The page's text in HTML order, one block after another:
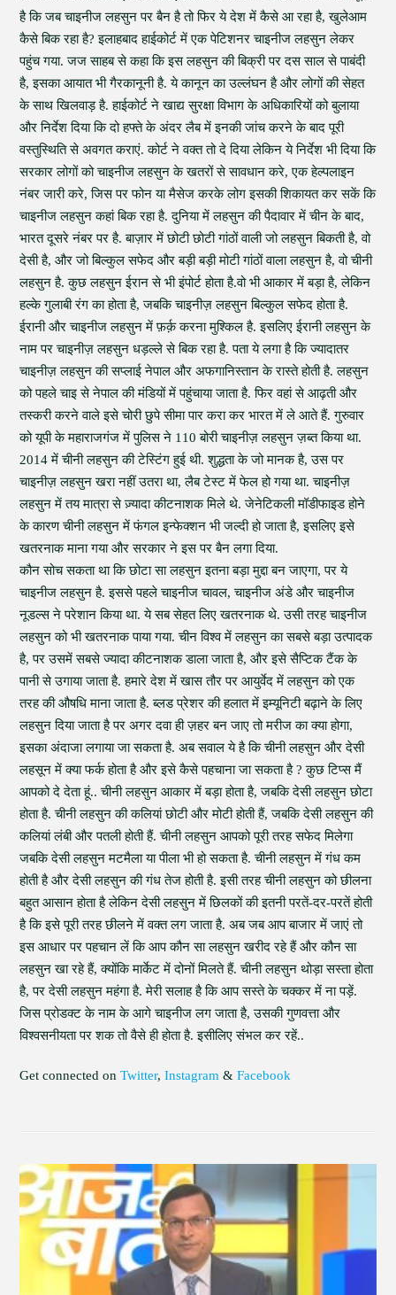
है कि जब चाइनीज लहसुन पर बैन है तो फिर ये देश में कैसे आ रहा है, खुलेआम
कैसे बिक रहा है? इलाहबाद हाईकोर्ट में एक पेटिशनर चाइनीज लहसुन लेकर
पहुंच गया. जज साहब से कहा कि इस लहसुन की बिक्री पर दस साल से पाबंदी
है, इसका आयात भी गैरकानूनी है. ये कानून का उल्लंघन है और लोगों की सेहत
के साथ खिलवाड़ है. हाईकोर्ट ने खाद्य सुरक्षा विभाग के अधिकारियों को बुलाया
और निर्देश दिया कि दो हफ्ते के अंदर लैब में इनकी जांच करने के बाद पूरी
वस्तुस्थिति से अवगत कराएं. कोर्ट ने वक्त तो दे दिया लेकिन ये निर्देश भी दिया कि
सरकार लोगों को चाइनीज लहसुन के खतरों से सावधान करे, एक हेल्पलाइन
नंबर जारी करे, जिस पर फोन या मैसेज करके लोग इसकी शिकायत कर सकें कि
चाइनीज लहसुन कहां बिक रहा है. दुनिया में लहसुन की पैदावार में चीन के बाद,
भारत दूसरे नंबर पर है. बाज़ार में छोटी छोटी गांठों वाली जो लहसुन बिकती है, वो
देसी है, और जो बिल्कुल सफेद और बड़ी बड़ी मोटी गांठों वाला लहसुन है, वो चीनी
लहसुन है. कुछ लहसुन ईरान से भी इंपोर्ट होता है.वो भी आकार में बड़ा है, लेकिन
हल्के गुलाबी रंग का होता है, जबकि चाइनीज़ लहसुन बिल्कुल सफेद होता है.
ईरानी और चाइनीज लहसुन में फ़र्क़ करना मुश्किल है. इसलिए ईरानी लहसुन के
नाम पर चाइनीज़ लहसुन धड़ल्ले से बिक रहा है. पता ये लगा है कि ज्यादातर
चाइनीज़ लहसुन की सप्लाई नेपाल और अफगानिस्तान के रास्ते होती है. लहसुन
को पहले चाइ से नेपाल की मंडियों में पहुंचाया जाता है. फिर वहां से आढ़ती और
तस्करी करने वाले इसे चोरी छुपे सीमा पार करा कर भारत में ले आते हैं. गुरुवार
को यूपी के महाराजगंज में पुलिस ने 110 बोरी चाइनीज़ लहसुन ज़ब्त किया था.
2014 में चीनी लहसुन की टेस्टिंग हुई थी. शुद्धता के जो मानक है, उस पर
चाइनीज़ लहसुन खरा नहीं उतरा था, लैब टेस्ट में फेल हो गया था. चाइनीज़
लहसुन में तय मात्रा से ज़्यादा कीटनाशक मिले थे. जेनेटिकली मॉडीफाइड होने
के कारण चीनी लहसुन में फंगल इन्फेक्शन भी जल्दी हो जाता है, इसलिए इसे
खतरनाक माना गया और सरकार ने इस पर बैन लगा दिया.
कौन सोच सकता था कि छोटा सा लहसुन इतना बड़ा मुद्दा बन जाएगा, पर ये
चाइनीज लहसुन है. इससे पहले चाइनीज चावल, चाइनीज अंडे और चाइनीज
नूडल्स ने परेशान किया था. ये सब सेहत लिए खतरनाक थे. उसी तरह चाइनीज
लहसुन को भी खतरनाक पाया गया. चीन विश्व में लहसुन का सबसे बड़ा उत्पादक
है, पर उसमें सबसे ज्यादा कीटनाशक डाला जाता है, और इसे सैप्टिक टैंक के
पानी से उगाया जाता है. हमारे देश में खास तौर पर आयुर्वेद में लहसुन को एक
तरह की औषधि माना जाता है. ब्लड प्रेशर की हलात में इम्यूनिटी बढ़ाने के लिए
लहसुन दिया जाता है पर अगर दवा ही ज़हर बन जाए तो मरीज का क्या होगा,
इसका अंदाजा लगाया जा सकता है. अब सवाल ये है कि चीनी लहसुन और देसी
लहसून में क्या फर्क होता है और इसे कैसे पहचाना जा सकता है ? कुछ टिप्स मैं
आपको दे देता हूं.. चीनी लहसुन आकार में बड़ा होता है, जबकि देसी लहसुन छोटा
होता है. चीनी लहसुन की कलियां छोटी और मोटी होती हैं, जबकि देसी लहसुन की
कलियां लंबी और पतली होती हैं. चीनी लहसुन आपको पूरी तरह सफेद मिलेगा
जबकि देसी लहसुन मटमैला या पीला भी हो सकता है. चीनी लहसुन में गंध कम
होती है और देसी लहसुन की गंध तेज होती है. इसी तरह चीनी लहसुन को छीलना
बहुत आसान होता है लेकिन देसी लहसुन में छिलकों की इतनी परतें-दर-परतें होती
है कि इसे पूरी तरह छीलने में वक्त लग जाता है. अब जब आप बाजार में जाएं तो
इस आधार पर पहचान लें कि आप कौन सा लहसुन खरीद रहे हैं और कौन सा
लहसुन खा रहे हैं, क्योंकि मार्केट में दोनों मिलते हैं. चीनी लहसुन थोड़ा सस्ता होता
है, पर देसी लहसुन महंगा है. मेरी सलाह है कि आप सस्ते के चक्कर में ना पड़ें.
जिस प्रोडक्ट के नाम के आगे चाइनीज लग जाता है, उसकी गुणवत्ता और
विश्वसनीयता पर शक तो वैसे ही होता है. इसीलिए संभल कर रहें..
Get connected onTwitter,Instagram &Facebook